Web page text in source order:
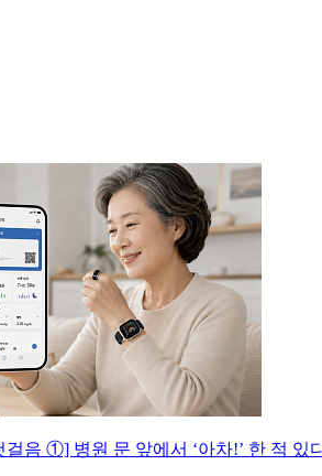
걸음 ①] 병원 문 앞에서 ‘아차!’ 한 적 있